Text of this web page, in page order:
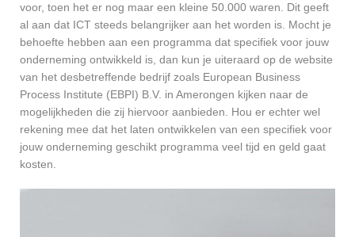
voor, toen het er nog maar een kleine 50.000 waren. Dit geeft
al aan dat ICT steeds belangrijker aan het worden is. Mocht je
behoefte hebben aan een programma dat specifiek voor jouw
onderneming ontwikkeld is, dan kun je uiteraard op de website
van het desbetreffende bedrijf zoals European Business
Process Institute (EBPI) B.V. in Amerongen kijken naar de
mogelijkheden die zij hiervoor aanbieden. Hou er echter wel
rekening mee dat het laten ontwikkelen van een specifiek voor
jouw onderneming geschikt programma veel tijd en geld gaat
kosten.